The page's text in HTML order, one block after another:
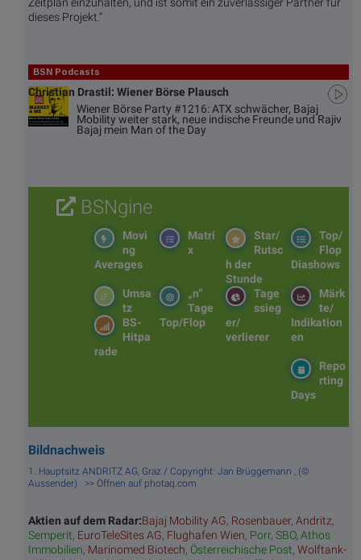
dieses Projekt.“
BSN Podcasts
Christian Drastil: Wiener Börse Plausch
Wiener Börse Party #1216: ATX schwächer, Bajaj
Mobility weiter stark, neue indische Freunde und Rajiv
Bajaj mein Man of the Day
BSNgine
Top/
Flop
Diashows
Star/
Rutsc
h der
Stunde
Matri
x
Movi
ng
Averages
Märk
te/
Indikation
en
Tage
ssieg
er/
verlierer
„n“
Tage
Top/Flop
Umsa
tz
BS-
Hitpa
rade
Repo
rting
Days
Bildnachweis
1. Hauptsitz ANDRITZ AG, Graz / Copyright: Jan Brüggemann , (©
Aussender) >> Öffnen auf photaq.com
Aktien auf dem Radar:Bajaj Mobility AG, Rosenbauer, Andritz,
Semperit, EuroTeleSites AG, Flughafen Wien, Porr, SBO, Athos
Immobilien, Marinomed Biotech, Österreichische Post, Wolftank-